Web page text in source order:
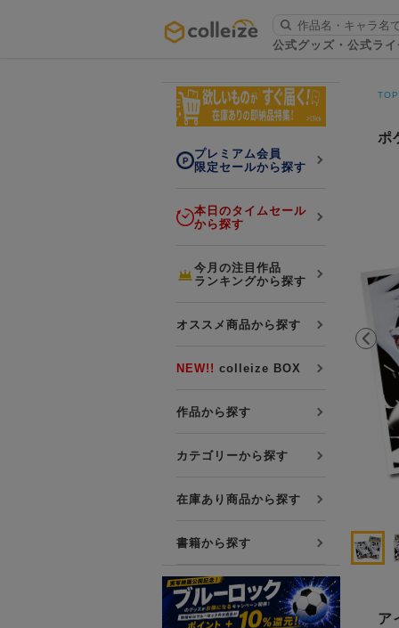
公式グッズ・公式ラ
ログイン・会員登録
初回アプリ利用限定！500ptプレ
詳細
「お取寄せ商品」と「お取寄せ手数料」
プレミアム会員について
プレミアム会員
限定セールから探す
本日のタイムセール
から探す
今月の注目作品
ランキングから探す
オススメ商品から探す
NEW!! colleize BOX
作品から探す
カテゴリーから探す
在庫あり商品から探す
書籍から探す
TOP
ポ
ア